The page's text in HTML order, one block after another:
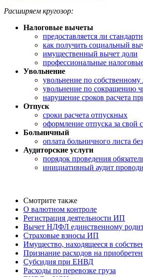
Расширяем кругозор:
Налоговые вычеты
предоставляется ли
как получить социальный
имущественный вычет доли
профессиональные
Увольнение
увольнение по
увольнение по сокращению
нарушение сроков расчета
Отпуск
сроки расчета отпускных
оформление отпуска за свой
Больничный
оплата больничного листа
Аудиторские услуги
порядок проведения
инициативный аудит
Смотрите также
О валютном контроле
Регистрация деятельности ИП
Вычет НДФЛ единственному
Страховые взносы ИП
Имущество, находящееся в
Признание расходов на
Субсидия при ЕНВД
Расходы по перевозке груза